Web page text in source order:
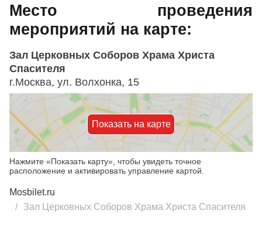
Место проведения
мероприятий на карте:
Зал Церковных Соборов Храма Христа
Спасителя
г.Москва, ул. Волхонка, 15
Показать на карте
Нажмите «Показать карту», чтобы увидеть точное
расположение и активировать управление картой.
Mosbilet.ru
Зал Церковных Соборов Храма Христа Спасителя